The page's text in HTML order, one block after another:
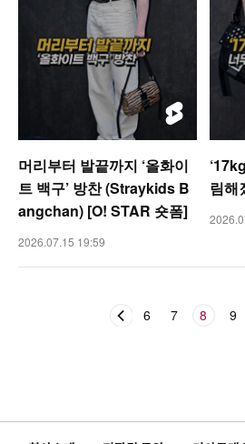
머리부터 발끝까지 ‘올화이
트 백구’ 방찬 (Straykids B
angchan) [O! STAR 숏폼]
2026.07.15 19:59
림해
6 7 8 9